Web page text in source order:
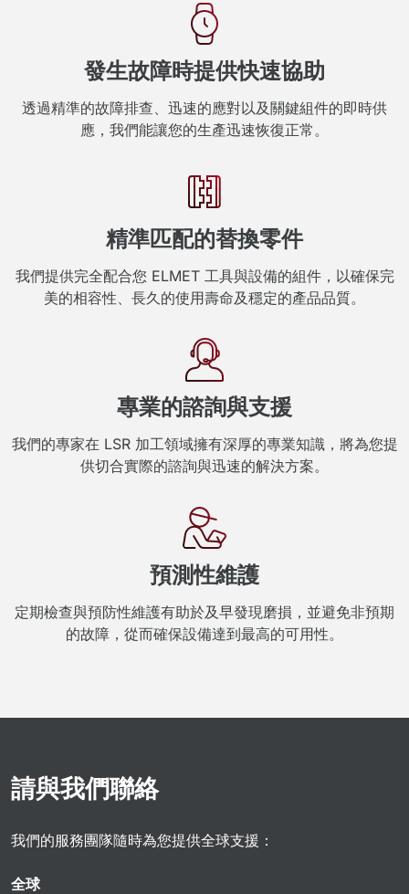
發生故障時提供快速協助
透過精準的故障排查、迅速的應對以及關鍵組件的即時供
應，我們能讓您的生產迅速恢復正常。
精準匹配的替換零件
我們提供完全配合您 ELMET 工具與設備的組件，以確保完
美的相容性、長久的使用壽命及穩定的產品品質。
專業的諮詢與支援
我們的專家在 LSR 加工領域擁有深厚的專業知識，將為您提
供切合實際的諮詢與迅速的解決方案。
預測性維護
定期檢查與預防性維護有助於及早發現磨損，並避免非預期
的故障，從而確保設備達到最高的可用性。
請與我們聯絡
我們的服務團隊隨時為您提供全球支援：
全球